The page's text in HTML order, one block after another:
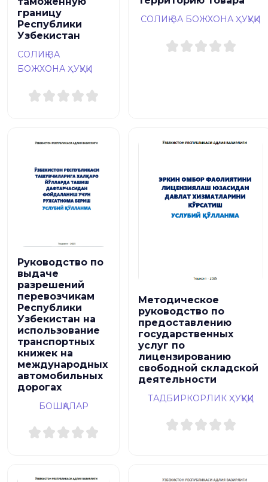
границу
Республики
Узбекистан
СОЛИҚ ВА
БОЖХОНА ҲУҚУҚИ
СОЛИҚ ВА БОЖХОНА ҲУҚУҚИ
Руководство по
выдаче
разрешений
перевозчикам
Республики
Узбекистан на
использование
транспортных
книжек на
международных
автомобильных
дорогах
БОШҚАЛАР
Методическое
руководство по
предоставлению
государственных
услуг по
лицензированию
свободной складской
деятельности
ТАДБИРКОРЛИК ҲУҚУҚИ